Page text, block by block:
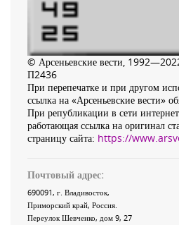
© Арсеньевские вести,
П2436
При перепечатке и при другом
ссылка на «Арсеньевские вести»
При републикации в сети
работающая ссылка на оригинал
страницу сайта: https://
Почтовый адрес:
690091, г. Владивосток,
Приморский край, Россия
Переулок Шевченко, дом 9, 27